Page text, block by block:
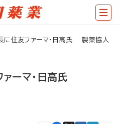
に住友ファーマ・日高氏 製薬協人
ーマ・日高氏